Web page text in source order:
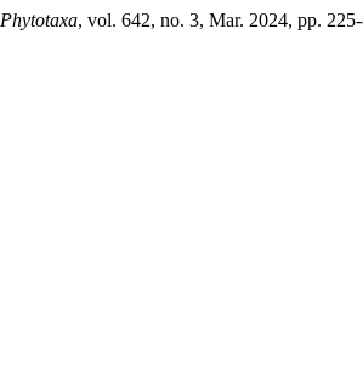
Phytotaxa, vol. 642, no. 3, Mar. 2024, pp.